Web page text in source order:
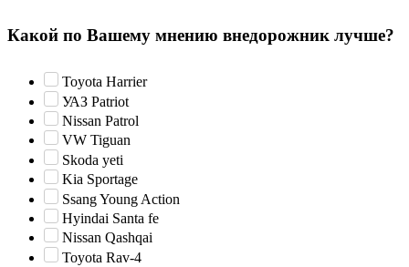
Какой по Вашему мнению внедорожник лучше?
Toyota Harrier
УАЗ Patriot
Nissan Patrol
VW Tiguan
Skoda yeti
Kia Sportage
Ssang Young Action
Hyindai Santa fe
Nissan Qashqai
Toyota Rav-4